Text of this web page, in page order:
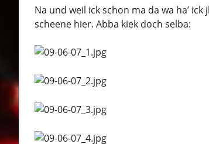
Na und weil ick schon ma da wa ha’
scheene hier. Abba kiek doch selba: